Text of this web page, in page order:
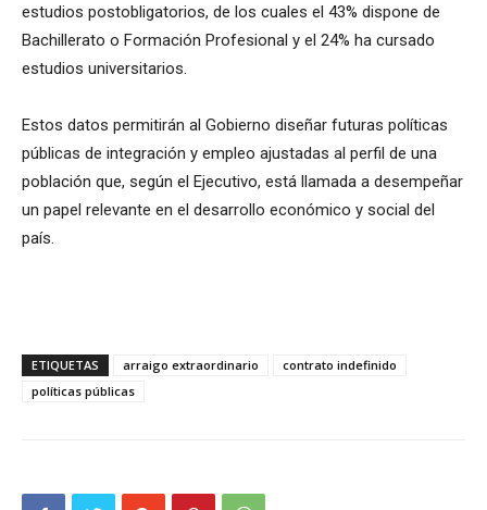
estudios postobligatorios, de los cuales el 43% dispone de
Bachillerato o Formación Profesional y el 24% ha cursado
estudios universitarios.
Estos datos permitirán al Gobierno diseñar futuras políticas
públicas de integración y empleo ajustadas al perfil de una
población que, según el Ejecutivo, está llamada a desempeñar
un papel relevante en el desarrollo económico y social del
país.
ETIQUETAS arraigo extraordinario
contrato indefinido
políticas públicas